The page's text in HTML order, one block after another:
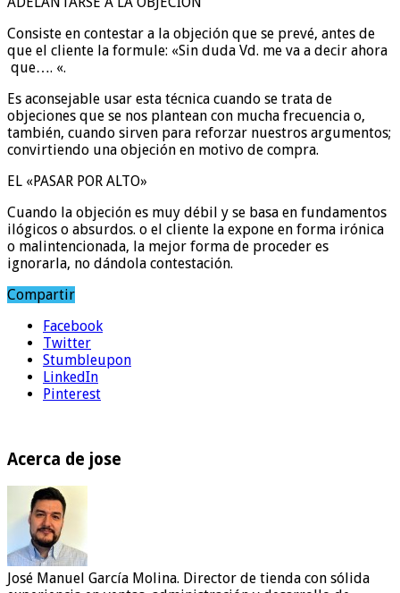
Consiste en contestar a la objeción que se prevé, antes de
que el cliente la formule: «Sin duda Vd. me va a decir ahora
que…. «.
Es aconsejable usar esta técnica cuando se trata de
objeciones que se nos plantean con mucha frecuencia o,
también, cuando sirven para reforzar nuestros argumentos;
convirtiendo una objeción en motivo de compra.
EL «PASAR POR ALTO»
Cuando la objeción es muy débil y se basa en fundamentos
ilógicos o absurdos. o el cliente la expone en forma irónica
o malintencionada, la mejor forma de proceder es
ignorarla, no dándola contestación.
Compartir
Facebook
Twitter
Stumbleupon
LinkedIn
Pinterest
Acerca de jose
José Manuel García Molina. Director de tienda con sólida